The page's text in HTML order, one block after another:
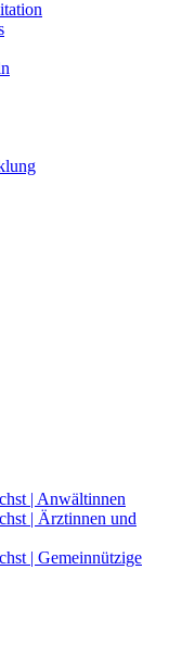
| Anwältinnen
| Ärztinnen und
| Gemeinnützige